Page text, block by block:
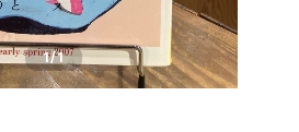
1/1